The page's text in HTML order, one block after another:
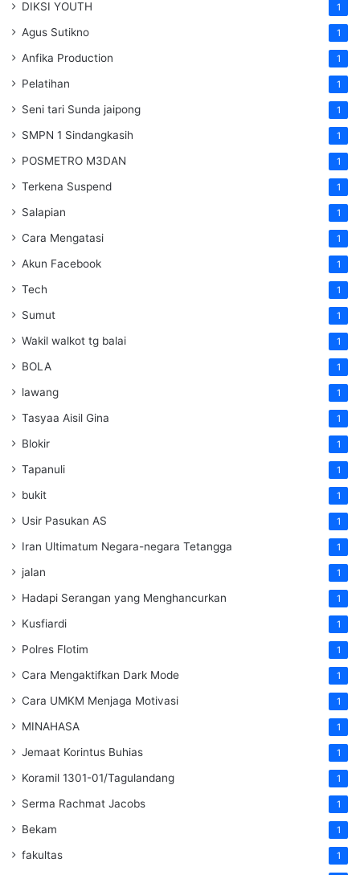
DIKSI YOUTH 1
Agus Sutikno 1
Anfika Production 1
Pelatihan 1
Seni tari Sunda jaipong 1
SMPN 1 Sindangkasih 1
POSMETRO M3DAN 1
Terkena Suspend 1
Salapian 1
Cara Mengatasi 1
Akun Facebook 1
Tech 1
Sumut 1
Wakil walkot tg balai 1
BOLA 1
lawang 1
Tasyaa Aisil Gina 1
Blokir 1
Tapanuli 1
bukit 1
Usir Pasukan AS 1
Iran Ultimatum Negara-negara Tetangga 1
jalan 1
Hadapi Serangan yang Menghancurkan 1
Kusfiardi 1
Polres Flotim 1
Cara Mengaktifkan Dark Mode 1
Cara UMKM Menjaga Motivasi 1
MINAHASA 1
Jemaat Korintus Buhias 1
Koramil 1301-01/Tagulandang 1
Serma Rachmat Jacobs 1
Bekam 1
fakultas 1